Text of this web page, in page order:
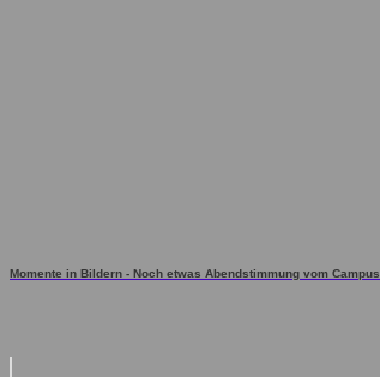
Momente in Bildern - Noch etwas Abendstimmung vom Campus